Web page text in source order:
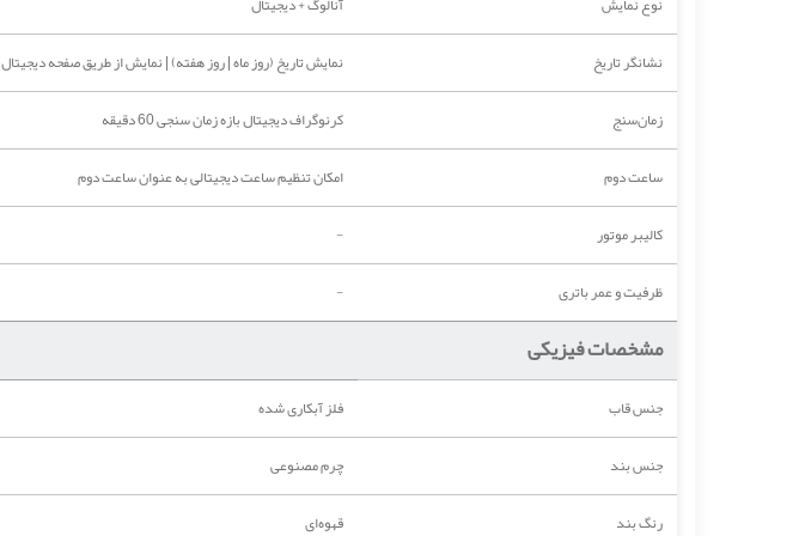
نشانگر تاریخ
نمایش تاریخ (روز ماه | روز هفته) | نمایش از طریق صفحه دیجیتال
زمان‌سنج
کرنوگراف دیجیتال بازه زمان سنجی 60 دقیقه
ساعت دوم
امکان تنظیم ساعت دیجیتالی به عنوان ساعت دوم
کالیبر موتور
-
ظرفیت و عمر باتری
-
مشخصات فیزیکی
جنس قاب
فلز آبکاری شده
جنس بند
چرم مصنوعی
رنگ بند
قهوه‌ای